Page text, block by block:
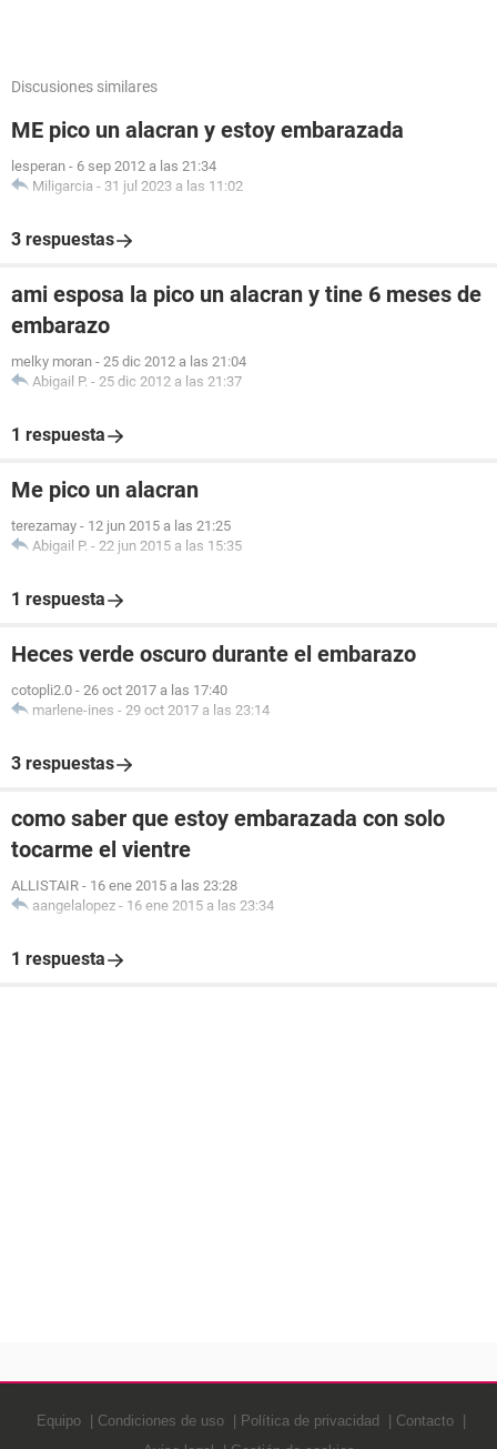
Discusiones similares
ME pico un alacran y estoy embarazada
lesperan - 6 sep 2012 a las 21:34
Miligarcia - 31 jul 2023 a las 11:02
3 respuestas
ami esposa la pico un alacran y tine 6 meses de
embarazo
melky moran - 25 dic 2012 a las 21:04
Abigail P. - 25 dic 2012 a las 21:37
1 respuesta
Me pico un alacran
terezamay - 12 jun 2015 a las 21:25
Abigail P. - 22 jun 2015 a las 15:35
1 respuesta
Heces verde oscuro durante el embarazo
cotopli2.0 - 26 oct 2017 a las 17:40
marlene-ines - 29 oct 2017 a las 23:14
3 respuestas
como saber que estoy embarazada con solo
tocarme el vientre
ALLISTAIR - 16 ene 2015 a las 23:28
aangelalopez - 16 ene 2015 a las 23:34
1 respuesta
Equipo Condiciones de uso Política de privacidad
Contacto